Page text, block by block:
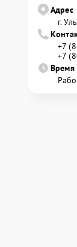
Адрес
г.
+7
+7
Время